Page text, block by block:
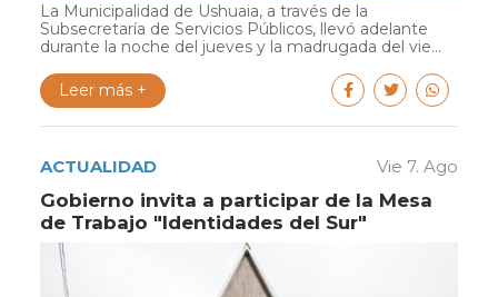
La Municipalidad de Ushuaia, a través de la
Subsecretaría de Servicios Públicos, llevó adelante
durante la noche del jueves y la madrugada del vie...
Leer más +
ACTUALIDAD Vie 7. Ago
Gobierno invita a participar de la Mesa
de Trabajo "Identidades del Sur"